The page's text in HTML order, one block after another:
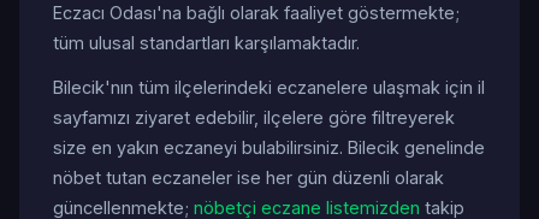
Eczacı Odası'na bağlı olarak faaliyet göstermekte;
tüm ulusal standartları karşılamaktadır.
Bilecik'nın tüm ilçelerindeki eczanelere ulaşmak için il
sayfamızı ziyaret edebilir, ilçelere göre filtreyerek
size en yakın eczaneyi bulabilirsiniz. Bilecik genelinde
nöbet tutan eczaneler ise her gün düzenli olarak
güncellenmekte; nöbetçi eczane listemizden takip